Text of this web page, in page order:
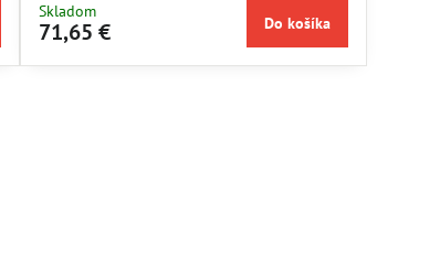
Skladom
71,65 € Do košíka